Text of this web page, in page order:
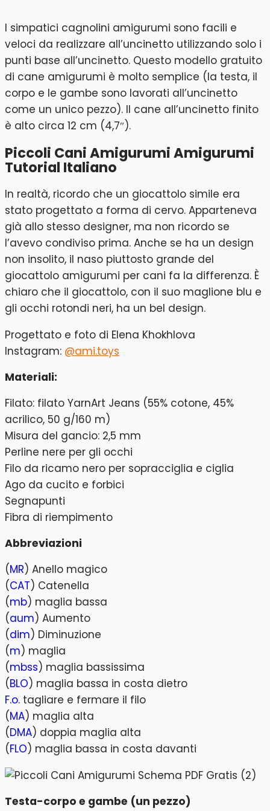
I simpatici cagnolini amigurumi sono facili e
veloci da realizzare all’uncinetto utilizzando solo i
punti base all’uncinetto. Questo modello gratuito
di cane amigurumi è molto semplice (la testa, il
corpo e le gambe sono lavorati all’uncinetto
come un unico pezzo). Il cane all’uncinetto finito
è alto circa 12 cm (4,7″).
Piccoli Cani Amigurumi Amigurumi
Tutorial Italiano
In realtà, ricordo che un giocattolo simile era
stato progettato a forma di cervo. Apparteneva
già allo stesso designer, ma non ricordo se
l’avevo condiviso prima. Anche se ha un design
non insolito, il naso piuttosto grande del
giocattolo amigurumi per cani fa la differenza. È
chiaro che il giocattolo, con il suo maglione blu e
gli occhi rotondi neri, ha un bel design.
Progettato e foto di Elena Khokhlova
Instagram: @ami.toys
Materiali:
Filato: filato YarnArt Jeans (55% cotone, 45%
acrilico, 50 g/160 m)
Misura del gancio: 2,5 mm
Perline nere per gli occhi
Filo da ricamo nero per sopracciglia e ciglia
Ago da cucito e forbici
Segnapunti
Fibra di riempimento
Abbreviazioni
(MR) Anello magico
(CAT) Catenella
(mb) maglia bassa
(aum) Aumento
(dim) Diminuzione
(m) maglia
(mbss) maglia bassissima
(BLO) maglia bassa in costa dietro
F.o. tagliare e fermare il filo
(MA) maglia alta
(DMA) doppia maglia alta
(FLO) maglia bassa in costa davanti
Testa-corpo e gambe (un pezzo)